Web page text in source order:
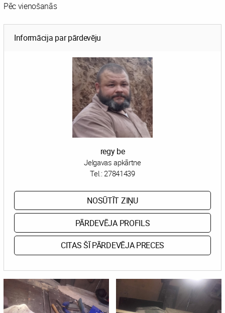
Pēc vienošanās
Informācija par pārdevēju
regy be
Jelgavas apkārtne
Tel.:27841439
NOSŪTĪT ZIŅU
PĀRDEVĒJA PROFILS
CITAS ŠĪ PĀRDEVĒJA PRECES